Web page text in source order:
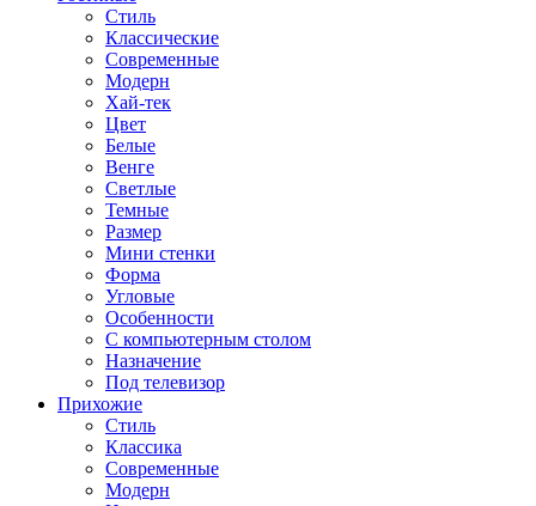
Стиль
Классические
Современные
Модерн
Хай-тек
Цвет
Белые
Венге
Светлые
Темные
Размер
Мини стенки
Форма
Угловые
Особенности
С компьютерным столом
Назначение
Под телевизор
Прихожие
Стиль
Классика
Современные
Модерн